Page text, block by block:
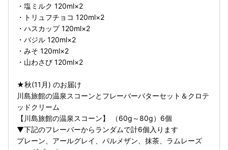
・塩ミルク 120ml×2
・トリュフチョコ 120ml×2
・ハスカップ 120ml×2
・バジル 120ml×2
・みそ 120ml×2
・山わさび 120ml×2
★秋(11月) のお届け
川島旅館の温泉スコーンとフレーバーバターセット＆クロテ
ッドクリーム
【川島旅館の温泉スコーン】 （60g～80g）6個
▼下記のフレーバーからランダムで計6個入ります
プレーン、アールグレイ、パルメザン、抹茶、ラムレーズ